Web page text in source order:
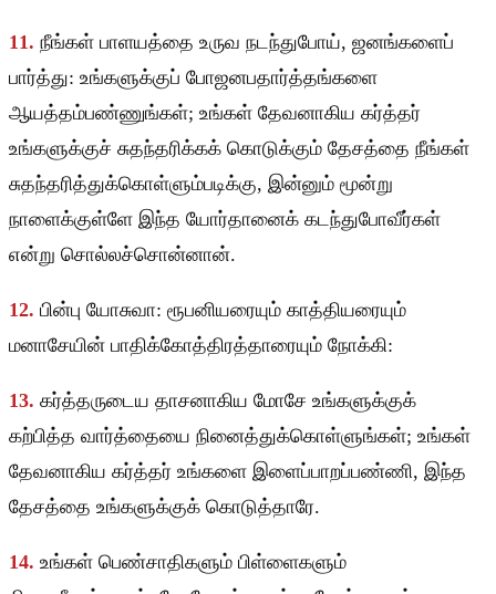
11. நீங்கள் பாளயத்தை உருவ நடந்துபோய், ஜனங்களைப்
பார்த்து: உங்களுக்குப் போஜனபதார்த்தங்களை
ஆயத்தம்பண்ணுங்கள்; உங்கள் தேவனாகிய கர்த்தர்
உங்களுக்குச் சுதந்தரிக்கக் கொடுக்கும் தேசத்தை நீங்கள்
சுதந்தரித்துக்கொள்ளும்படிக்கு, இன்னும் மூன்று
நாளைக்குள்ளே இந்த யோர்தானைக் கடந்துபோவீர்கள்
என்று சொல்லச்சொன்னான்.
12. பின்பு யோசுவா: ரூபனியரையும் காத்தியரையும்
மனாசேயின் பாதிக்கோத்திரத்தாரையும் நோக்கி:
13. கர்த்தருடைய தாசனாகிய மோசே உங்களுக்குக்
கற்பித்த வார்த்தையை நினைத்துக்கொள்ளுங்கள்; உங்கள்
தேவனாகிய கர்த்தர் உங்களை இளைப்பாறப்பண்ணி, இந்த
தேசத்தை உங்களுக்குக் கொடுத்தாரே.
14. உங்கள் பெண்சாதிகளும் பிள்ளைகளும்